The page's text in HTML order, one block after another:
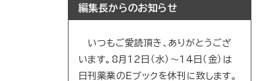
編集長からのお知らせ
いつもご愛読頂き、ありがとうござ
います。8月12日（水）～14日（金）は
日刊薬業のEブックを休刊に致します。